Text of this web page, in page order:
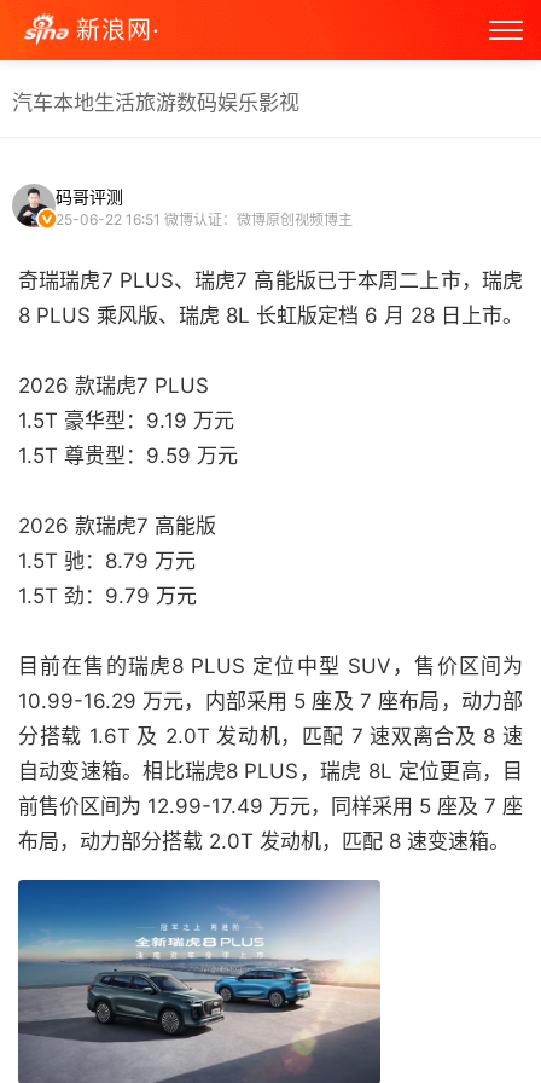
新浪网·
汽车本地生活旅游数码娱乐影视
码哥评测
25-06-22 16:51 微博认证：微博原创视频博主
奇瑞瑞虎7 PLUS、瑞虎7 高能版已于本周二上市，瑞虎
8 PLUS 乘风版、瑞虎 8L 长虹版定档 6 月 28 日上市。
2026 款瑞虎7 PLUS
1.5T 豪华型：9.19 万元
1.5T 尊贵型：9.59 万元
2026 款瑞虎7 高能版
1.5T 驰：8.79 万元
1.5T 劲：9.79 万元
目前在售的瑞虎8 PLUS 定位中型 SUV，售价区间为
10.99-16.29 万元，内部采用 5 座及 7 座布局，动力部
分搭载 1.6T 及 2.0T 发动机，匹配 7 速双离合及 8 速
自动变速箱。相比瑞虎8 PLUS，瑞虎 8L 定位更高，目
前售价区间为 12.99-17.49 万元，同样采用 5 座及 7 座
布局，动力部分搭载 2.0T 发动机，匹配 8 速变速箱。